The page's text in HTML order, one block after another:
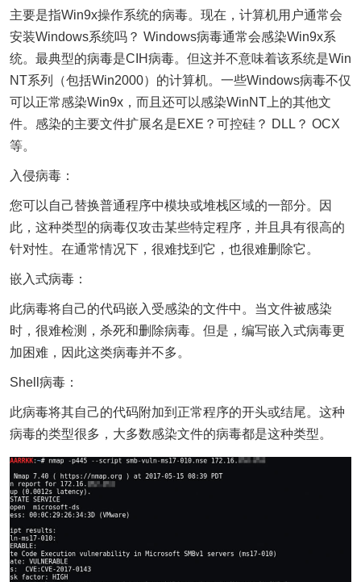
主要是指Win9x操作系统的病毒。现在，计算机用户通常会
安装Windows系统吗？ Windows病毒通常会感染Win9x系
统。最典型的病毒是CIH病毒。但这并不意味着该系统是Win
NT系列（包括Win2000）的计算机。一些Windows病毒不仅
可以正常感染Win9x，而且还可以感染WinNT上的其他文
件。感染的主要文件扩展名是EXE？可控硅？ DLL？ OCX
等。
入侵病毒：
您可以自己替换普通程序中模块或堆栈区域的一部分。因
此，这种类型的病毒仅攻击某些特定程序，并且具有很高的
针对性。在通常情况下，很难找到它，也很难删除它。
嵌入式病毒：
此病毒将自己的代码嵌入受感染的文件中。当文件被感染
时，很难检测，杀死和删除病毒。但是，编写嵌入式病毒更
加困难，因此这类病毒并不多。
Shell病毒：
此病毒将其自己的代码附加到正常程序的开头或结尾。这种
病毒的类型很多，大多数感染文件的病毒都是这种类型。